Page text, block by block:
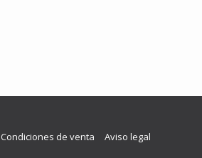
Aviso legal
Condiciones de venta